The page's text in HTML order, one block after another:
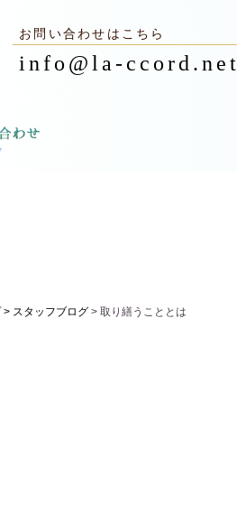
お問い合わせはこちら
info@la-ccord.net
> スタッフブログ > 取り繕うこととは